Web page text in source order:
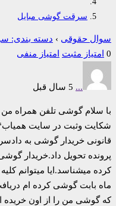
سرقت گوشی مبایل
سوال حقوقی › دسته بندی:
0 امتیاز مثبت امتیاز منفی
...
با سلام گوشی تلفن همراه من
قانونی خریدار گوشی به
پرونده تحویل داد.خریدار
کرده میشناسد.ایا میتوانم
ماه بابت گوشی کرده ام
که گوشی من را از اون